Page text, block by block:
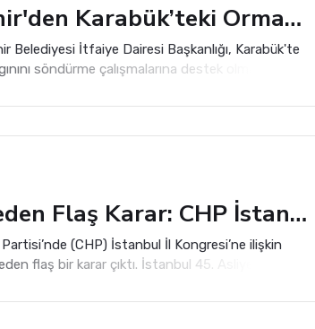
Büyükşehir'den Karabük’teki Orman Yangınına Destek
Belediyesi İtfaiye Dairesi Başkanlığı, Karabük'te
söndürme çalışmalarına destek olmak üzere 8
Mahkemeden Flaş Karar: CHP İstanbul İl Kongresi İptal Edildi!
(CHP) İstanbul İl Kongresi’ne ilişkin
flaş bir karar çıktı. İstanbul 45. Asliye Hukuk